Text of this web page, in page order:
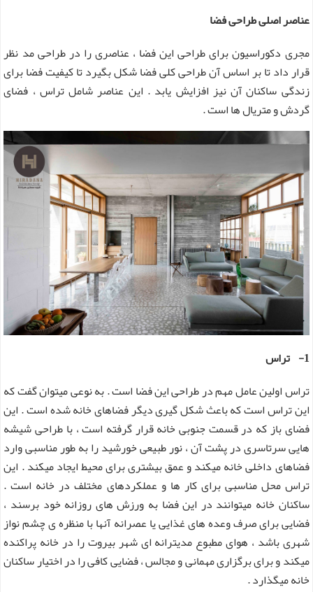
عناصر اصلی طراحی فضا
مجری دکوراسیون برای طراحی این فضا ، عناصری را در طراحی مد نظر
قرار داد تا بر اساس آن طراحی کلی فضا شکل بگیرد تا کیفیت فضا برای
زندگی ساکنان آن نیز افزایش یابد . این عناصر شامل تراس ، فضای
گردش و متریال ها است .
1- تراس
تراس اولین عامل مهم در طراحی این فضا است . به نوعی میتوان گفت که
این تراس است که باعث شکل گیری دیگر فضاهای خانه شده است . این
فضای باز که در قسمت جنوبی خانه قرار گرفته است ، با طراحی شیشه
هایی سرتاسری در پشت آن ، نور طبیعی خورشید را به طور مناسبی وارد
فضاهای داخلی خانه میکند و عمق بیشتری برای محیط ایجاد میکند . این
تراس محل مناسبی برای کار ها و عملکردهای مختلف در خانه است .
ساکنان خانه میتوانند در این فضا به ورزش های روزانه خود برسند ،
فضایی برای صرف وعده های غذایی یا عصرانه آنها با منظره ی چشم نواز
شهری باشد ، هوای مطبوع مدیترانه ای شهر بیروت را در خانه پراکنده
میکند و برای برگزاری مهمانی و مجالس ، فضایی کافی را در اختیار ساکنان
خانه میگذارد .